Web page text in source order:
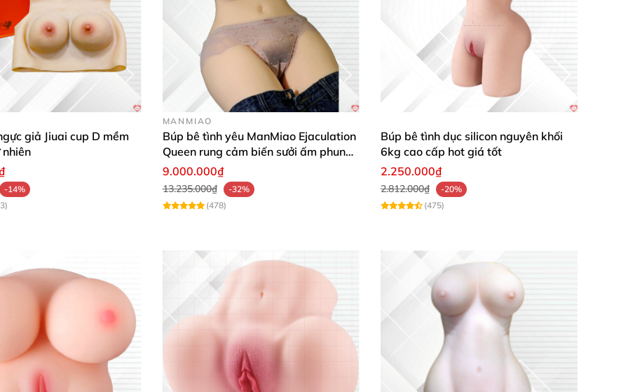
giả Jiuai cup D mềm
-14%
MANMIAO
Búp bê tình yêu ManMiao Ejaculation
Queen rung cảm biến sưởi ấm phun
nước thông minh
9.000.000₫
13.235.000₫
-32%
(478)
Búp bê tình dục silicon nguyên khối
6kg cao cấp hot giá tốt
2.250.000₫
2.812.000₫
-20%
(475)